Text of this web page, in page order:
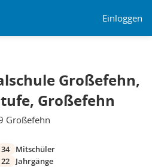
Einloggen
Großefehn,
Großefehn
Großefehn
34
Mitschüler
22
Jahrgänge